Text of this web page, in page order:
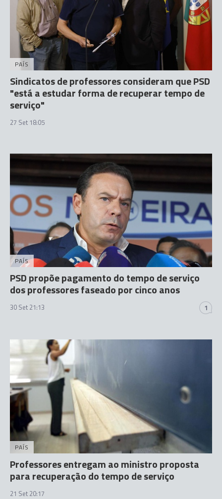
PAÍS
Sindicatos de professores consideram que PSD
"está a estudar forma de recuperar tempo de
serviço"
27 Set 18:05
PAÍS
PSD propõe pagamento do tempo de serviço
dos professores faseado por cinco anos
30 Set 21:13 1
PAÍS
Professores entregam ao ministro proposta
para recuperação do tempo de serviço
21 Set 20:17